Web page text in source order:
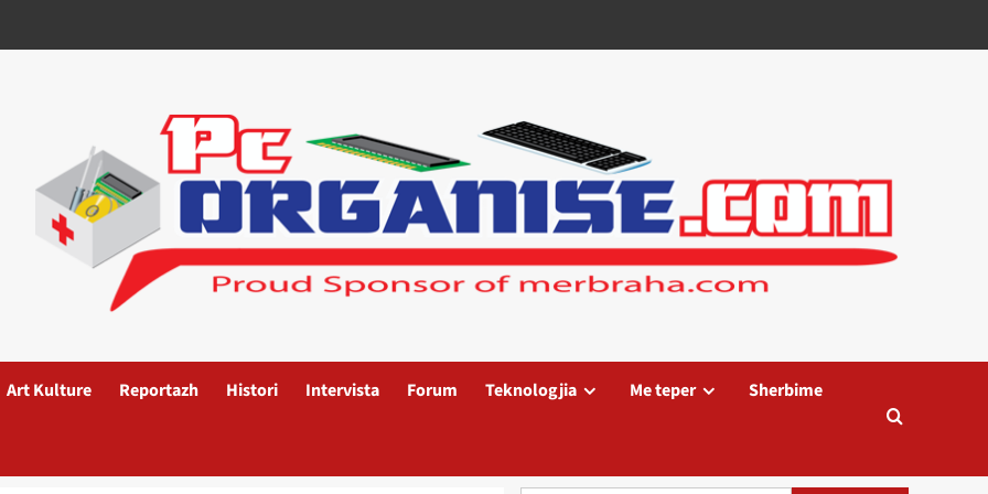
Art Kulture Reportazh Histori Intervista Forum Teknologjia Me teper Sherbime